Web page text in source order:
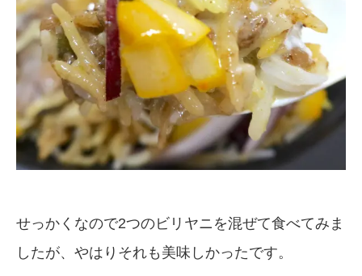
せっかくなので2つのビリヤニを混ぜて食べてみま
したが、やはりそれも美味しかったです。